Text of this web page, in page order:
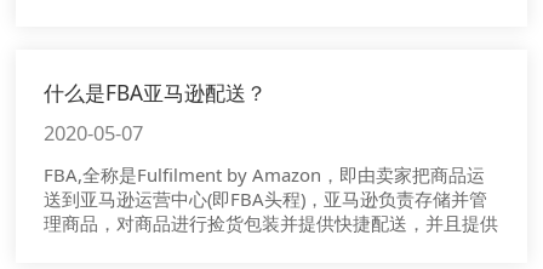
什么是FBA亚马逊配送？
2020-05-07
FBA,全称是Fulfilment by Amazon，即由卖家把商品运
送到亚马逊运营中心(即FBA头程)，亚马逊负责存储并管
理商品，对商品进行捡货包装并提供快捷配送，并且提供